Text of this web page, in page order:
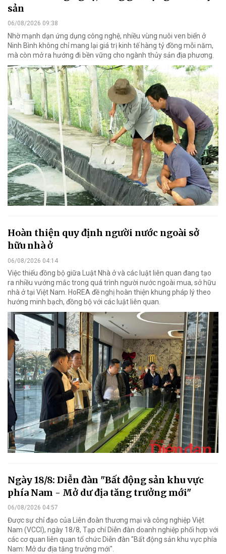
sản
06/08/2026 09:38
Nhờ mạnh dạn ứng dụng công nghệ, nhiều vùng nuôi ven biển ở
Ninh Bình không chỉ mang lại giá trị kinh tế hàng tỷ đồng mỗi năm,
mà còn mở ra hướng đi bền vững cho ngành thủy sản địa phương.
Hoàn thiện quy định người nước ngoài sở
hữu nhà ở
06/08/2026 04:14
Việc thiếu đồng bộ giữa Luật Nhà ở và các luật liên quan đang tạo
ra nhiều vướng mắc trong quá trình người nước ngoài mua, sở hữu
nhà ở tại Việt Nam. HoREA đề nghị hoàn thiện khung pháp lý theo
hướng minh bạch, đồng bộ với các luật liên quan.
Ngày 18/8: Diễn đàn "Bất động sản khu vực
phía Nam - Mở dư địa tăng trưởng mới"
06/08/2026 04:57
Được sự chỉ đạo của Liên đoàn thương mại và công nghiệp Việt
Nam (VCCI), ngày 18/8, Tạp chí Diễn đàn doanh nghiệp phối hợp với
các cơ quan liên quan tổ chức Diễn đàn "Bất động sản khu vực phía
Nam: Mở dư địa tăng trưởng mới".